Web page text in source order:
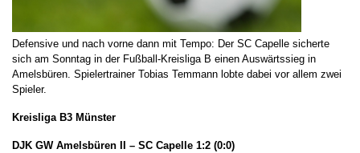
Defensive und nach vorne dann mit Tempo: Der SC Capelle sicherte
sich am Sonntag in der Fußball-Kreisliga B einen Auswärtssieg in
Amelsbüren. Spielertrainer Tobias Temmann lobte dabei vor allem zwei
Spieler.
Kreisliga B3 Münster
DJK GW Amelsbüren II – SC Capelle 1:2 (0:0)